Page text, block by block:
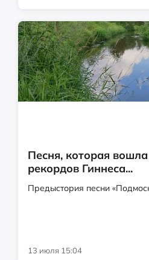
Песня, которая вошла
рекордов Гиннеса...
Предыстория песни
13 июля 15:04